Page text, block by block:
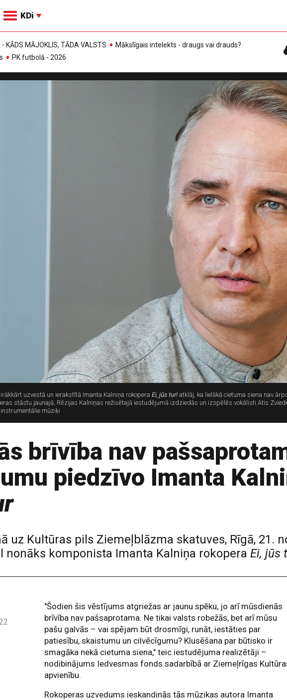
KDi
KĀDS MĀJOKLIS, TĀDA VALSTS
Mākslīgais intelekts - draugs vai drauds?
PK futbolā - 2026
uzvestā un ierakstītā Imanta Kalniņa rokopera Ei, jūs tur! atklāj, ka lielākā cietuma siena nav
stāstu jaunajā, Rēzijas Kalniņas režisētajā iestudējumā izdziedās un izspēlēs vokālisti Atis
mūziķi
brīvība nav
piedzīvo Imanta
uz Kultūras pils Ziemeļblāzma skatuves, Rīgā, 21.
nonāks komponista Imanta Kalniņa rokopera Ei, jūs
"Šodien šis vēstījums atgriežas ar jaunu spēku, jo arī mūsdienās
brīvība nav pašsaprotama. Ne tikai valsts robežās, bet arī mūsu
pašu galvās – vai spējam būt drosmīgi, runāt, iestāties par
patiesību, skaistumu un cilvēcīgumu? Klusēšana par būtisko ir
smagāka nekā cietuma siena," teic iestudējuma realizētāji –
nodibinājums Iedvesmas fonds sadarbībā ar Ziemeļrīgas
apvienību.
Rokoperas uzvedums ieskandinās tās mūzikas autora Imanta